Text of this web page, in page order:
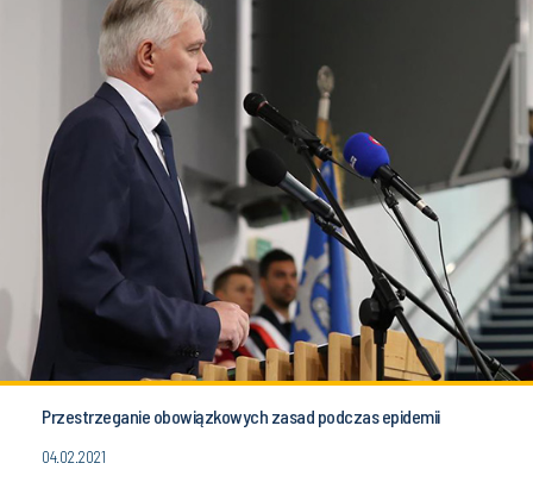
Przestrzeganie obowiązkowych zasad podczas epidemii
04.02.2021